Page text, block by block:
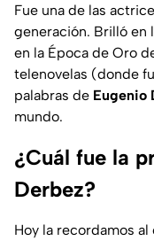
Fue una de las
generación. Brilló en
en la Época de Oro
telenovelas (donde
palabras de Eugenio
mundo.
¿Cuál fue la
Derbez?
Hoy la recordamos